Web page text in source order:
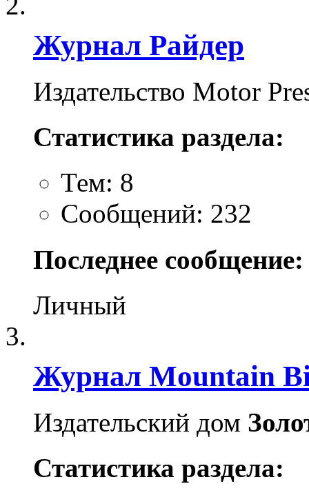
Журнал Райдер
Издательство Motor
Статистика раздела:
Тем: 8
Сообщений: 232
Последнее сообщение:
Личный
Журнал Mountain
Издательский дом
Статистика раздела: